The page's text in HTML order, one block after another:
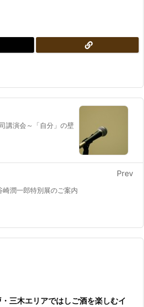
講演会～「自分」の壁
崎潤一郎特別展のご案内
Prev
三木エリアではしご酒を楽しむイ